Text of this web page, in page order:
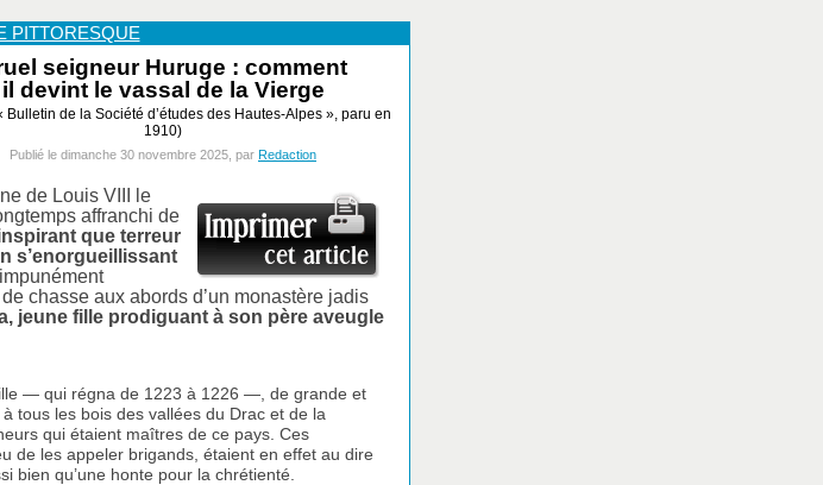
PITTORESQUE
seigneur Huruge : comment
il devint le vassal de la Vierge
Bulletin de la Société d’études des Hautes-Alpes », paru en
1910)
Publié le dimanche 30 novembre 2025, par Redaction
de Louis VIII le
affranchi de
que terreur
s’enorgueillissant
chasse aux abords d’un monastère jadis
jeune fille prodiguant à son père aveugle
— qui régna de 1223 à 1226 —, de grande et
tous les bois des vallées du Drac et de la
qui étaient maîtres de ce pays. Ces
de les appeler brigands, étaient en effet au dire
bien qu’une honte pour la chrétienté.